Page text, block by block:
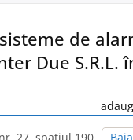
de
Due S.R.L.